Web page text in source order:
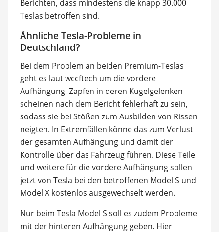
Berichten, dass mindestens die knapp 30.000
Teslas betroffen sind.
Ähnliche Tesla-Probleme in
Deutschland?
Bei dem Problem an beiden Premium-Teslas
geht es laut wccftech um die vordere
Aufhängung. Zapfen in deren Kugelgelenken
scheinen nach dem Bericht fehlerhaft zu sein,
sodass sie bei Stößen zum Ausbilden von Rissen
neigten. In Extremfällen könne das zum Verlust
der gesamten Aufhängung und damit der
Kontrolle über das Fahrzeug führen. Diese Teile
und weitere für die vordere Aufhängung sollen
jetzt von Tesla bei den betroffenen Model S und
Model X kostenlos ausgewechselt werden.
Nur beim Tesla Model S soll es zudem Probleme
mit der hinteren Aufhängung geben. Hier